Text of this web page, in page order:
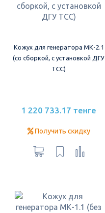
Кожух для генератора МК-2.1
(со сборкой, с установкой ДГУ
ТСС)
1 220 733.17 тенге
Получить скидку